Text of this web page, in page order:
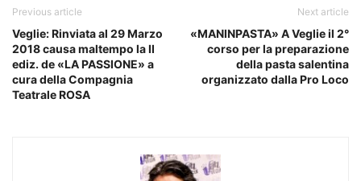
Previous article
Veglie: Rinviata al 29 Marzo
2018 causa maltempo la II
ediz. de «LA PASSIONE» a
cura della Compagnia
Teatrale ROSA
Next article
«MANINPASTA» A Veglie il 2°
corso per la preparazione
della pasta salentina
organizzato dalla Pro Loco